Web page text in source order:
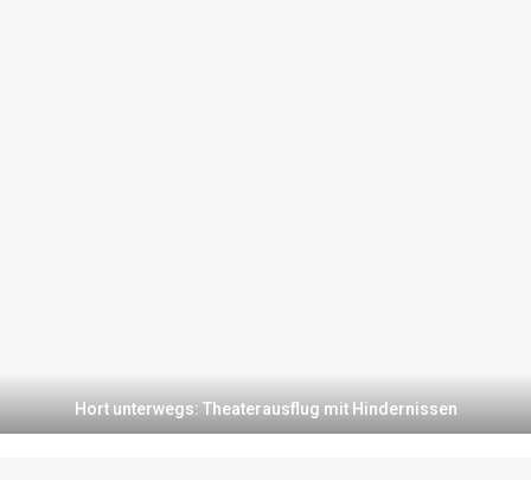
Hort unterwegs: Theaterausflug mit Hindernissen